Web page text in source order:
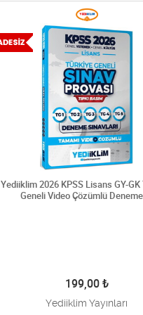
Yediiklim 2026 KPSS Lisans GY-
Geneli Video Çözümlü
199,00₺
Yediiklim Yayınları